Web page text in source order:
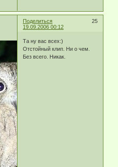
Поделиться
25
19.09.2006 00:12
Та ну вас всех:)
Отстойный клип. Ни о чем.
Без всего. Никак.